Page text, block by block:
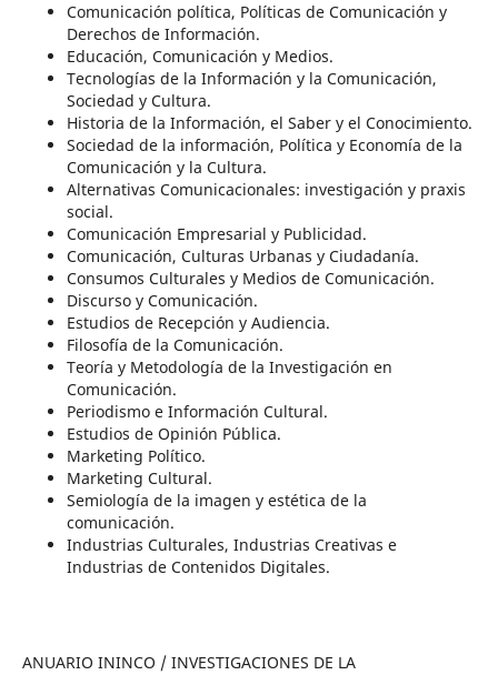
Comunicación política, Políticas de Comunicación y
Derechos de Información.
Educación, Comunicación y Medios.
Tecnologías de la Información y la Comunicación,
Sociedad y Cultura.
Historia de la Información, el Saber y el Conocimiento.
Sociedad de la información, Política y Economía de la
Comunicación y la Cultura.
Alternativas Comunicacionales: investigación y praxis
social.
Comunicación Empresarial y Publicidad.
Comunicación, Culturas Urbanas y Ciudadanía.
Consumos Culturales y Medios de Comunicación.
Discurso y Comunicación.
Estudios de Recepción y Audiencia.
Filosofía de la Comunicación.
Teoría y Metodología de la Investigación en
Comunicación.
Periodismo e Información Cultural.
Estudios de Opinión Pública.
Marketing Político.
Marketing Cultural.
Semiología de la imagen y estética de la
comunicación.
Industrias Culturales, Industrias Creativas e
Industrias de Contenidos Digitales.
ANUARIO ININCO / INVESTIGACIONES DE LA